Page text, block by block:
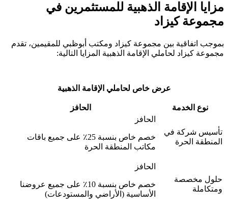
الإقامة الذهبية للمستثمرين في
كيزاد
بين مجموعة كيزاد ومكتب أبوظبي للمقيمين، تقدم
لحاملي الإقامة الذهبية المزايا التالية:
عرض خاص لحاملي الإقامة الذهبية
الخدمة
شركة في
الحرة
خصم خاص بنسبة 25٪ على جميع باقات
مكاتب المنطقة الحرة
خصم خاص بنسبة 10٪ على جميع عروضنا
الأساسية (الأراضي والمستودعات)